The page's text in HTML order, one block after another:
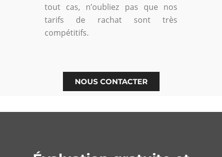
tout cas, n’oubliez pas que nos
tarifs de rachat sont très
compétitifs.
NOUS CONTACTER